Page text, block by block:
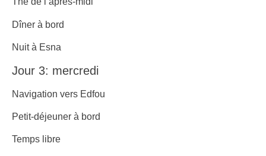
Dîner à bord
Nuit à Esna
Jour 3: mercredi
Navigation vers Edfou
Petit-déjeuner à bord
Temps libre